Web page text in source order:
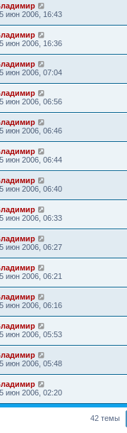
июн 2006, 16:43
июн 2006, 16:36
июн 2006, 07:04
июн 2006, 06:56
июн 2006, 06:46
июн 2006, 06:44
июн 2006, 06:40
июн 2006, 06:33
июн 2006, 06:27
июн 2006, 06:21
июн 2006, 06:16
июн 2006, 05:53
июн 2006, 05:48
июн 2006, 02:20
42 темы